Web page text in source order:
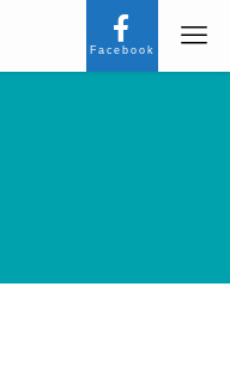
Facebook